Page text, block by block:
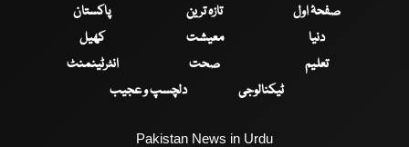
صفحۂ اول تازہ ترین
پاکستان
دنیا
معیشت
کھیل
تعلیم
صحت
انٹرٹینمنٹ
ٹیکنالوجی
دلچسپ و عجیب
Pakistan News in Urdu